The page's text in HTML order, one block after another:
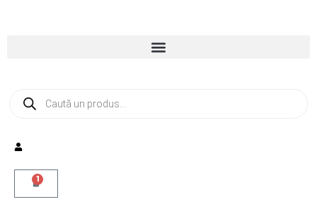
1